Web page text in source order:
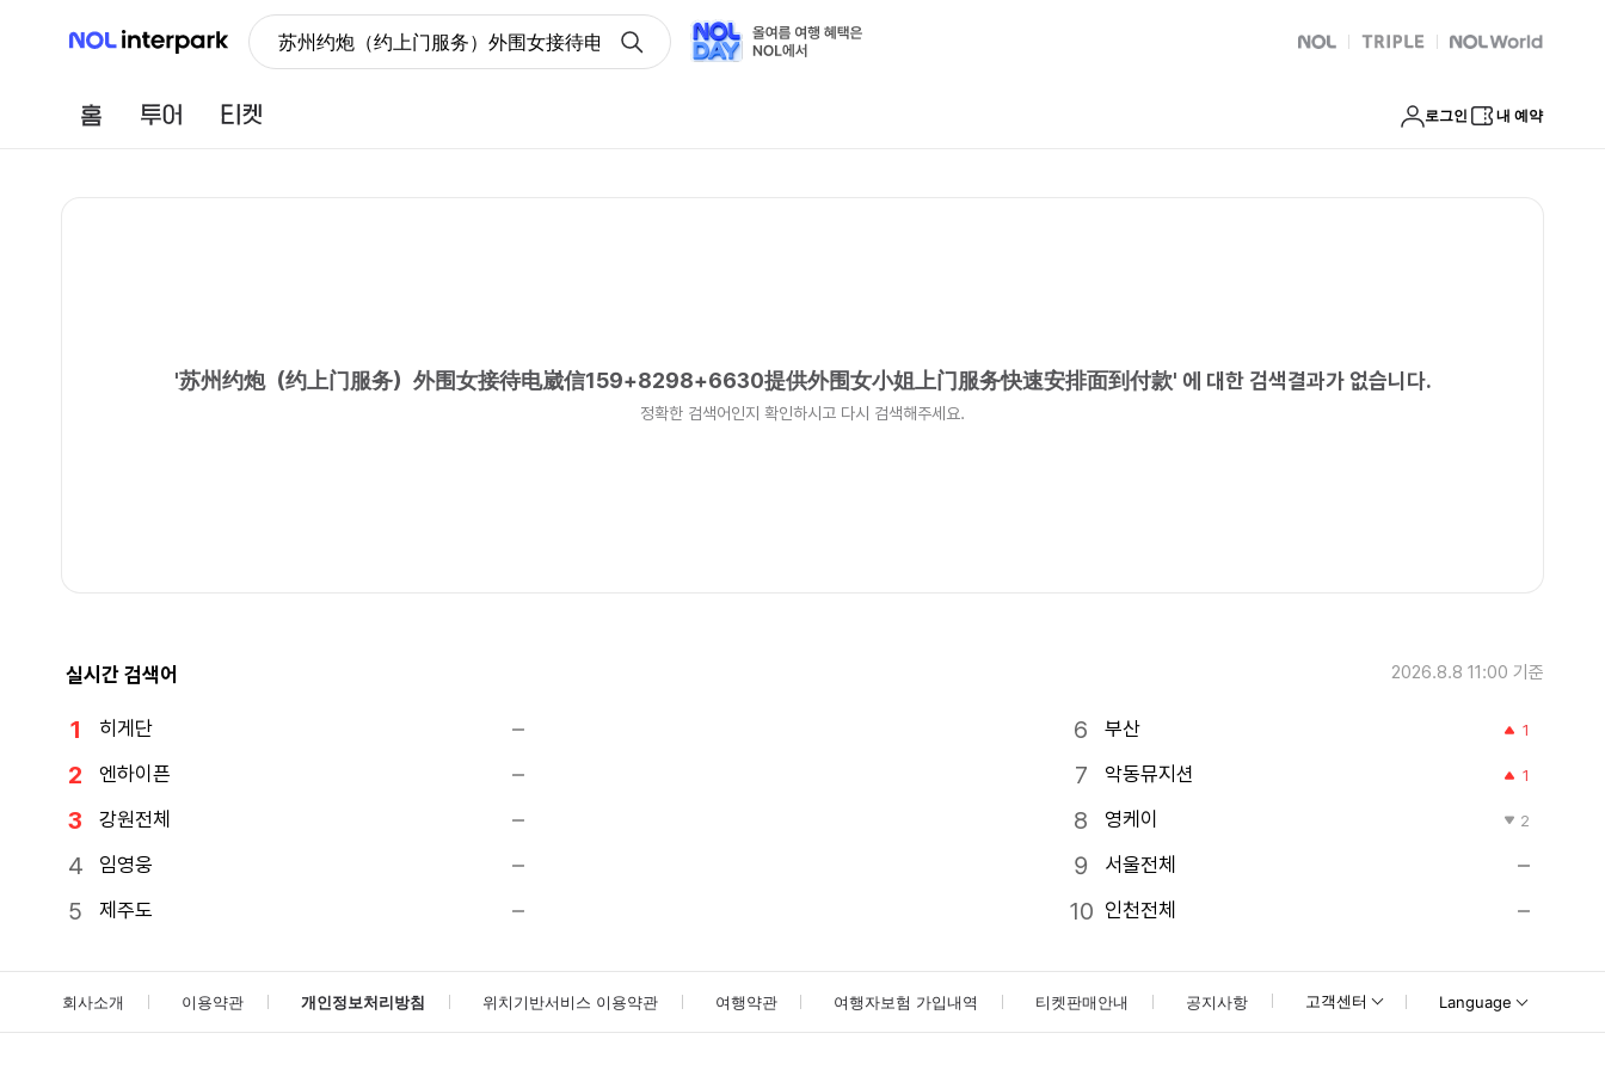
NOL 인터파크 苏州约炮（约上门服务）外围女接待电崴信159+8298+6630提供外围女小姐上门服务快速安排面到付款 NOL 트리플 Global Interpark
홈 투어 로그인 내 예약
'苏州约炮（约上门服务）外围女接待电崴信159+8298+6630提供外围女小姐上门服务快速安排面到付款' 에 대한 검색결과가 없습니다.
정확한 검색어인지 확인하시고 다시 검색해주세요.
실시간 검색어 2026.8.8 11:00 기준
히게단
엔하이픈
강원전체
임영웅
제주도
부산 1
악동뮤지션 1
영케이 2
서울전체
인천전체
회사소개 이용약관 개인정보처리방침 위치기반서비스 이용약관 여행약관 여행자보험 가입내역 티켓판매안내 공지사항 고객센터 Language